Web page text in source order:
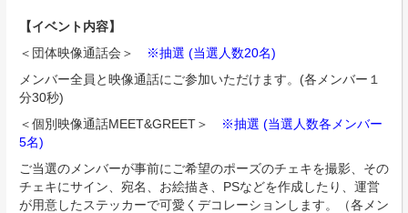
【イベント内容】
＜団体映像通話会＞
※抽選 (当選人数20名)
メンバー全員と映像通話にご参加いただけます。(各メンバー１
分30秒)
＜個別映像通話MEET&GREET＞
※抽選 (当選人数各メンバー
5名)
ご当選のメンバーが事前にご希望のポーズのチェキを撮影、その
チェキにサイン、宛名、お絵描き、PSなどを作成したり、運営
が用意したステッカーで可愛くデコレーションします。（各メン